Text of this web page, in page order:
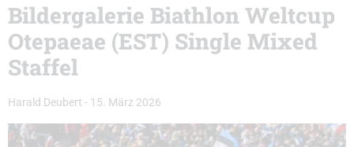
Bildergalerie Biathlon Weltcup
Otepaeae (EST) Single Mixed
Staffel
Harald Deubert - 15. März 2026